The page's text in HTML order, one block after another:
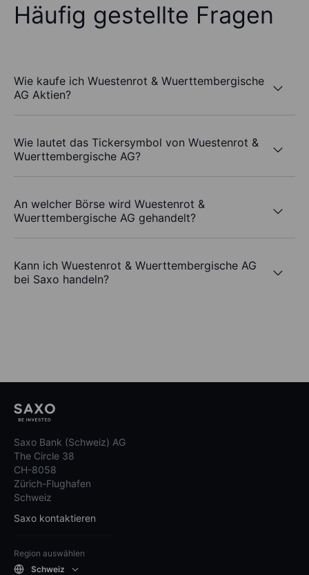
Häufig gestellte Fragen
Wie kaufe ich Wuestenrot & Wuerttembergische
AG Aktien?
Wie lautet das Tickersymbol von Wuestenrot &
Wuerttembergische AG?
An welcher Börse wird Wuestenrot &
Wuerttembergische AG gehandelt?
Kann ich Wuestenrot & Wuerttembergische AG
bei Saxo handeln?
Saxo Bank (Schweiz) AG
The Circle 38
CH-8058
Zürich-Flughafen
Schweiz
Saxo kontaktieren
Region auswählen
Schweiz